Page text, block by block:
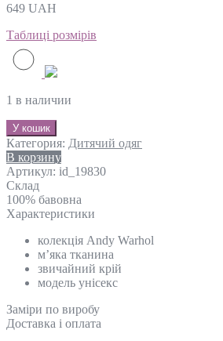
649 UAH
Таблиці розмірів
1 в наличии
У кошик
Категория: Дитячий одяг
В корзину
Артикул: id_19830
Склад
100% бавовна
Характеристики
колекція Andy Warhol
м’яка тканина
звичайний крій
модель унісекс
Замiри по виробу
Доставка і оплата